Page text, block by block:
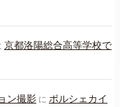
京都洛陽総合高等学校で
ン撮影 に ポルシェカイ